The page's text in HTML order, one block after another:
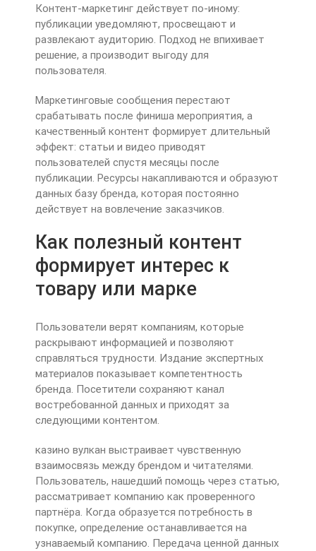
Контент-маркетинг действует по-иному:
публикации уведомляют, просвещают и
развлекают аудиторию. Подход не впихивает
решение, а производит выгоду для
пользователя.
Маркетинговые сообщения перестают
срабатывать после финиша мероприятия, а
качественный контент формирует длительный
эффект: статьи и видео приводят
пользователей спустя месяцы после
публикации. Ресурсы накапливаются и образуют
данных базу бренда, которая постоянно
действует на вовлечение заказчиков.
Как полезный контент
формирует интерес к
товару или марке
Пользователи верят компаниям, которые
раскрывают информацией и позволяют
справляться трудности. Издание экспертных
материалов показывает компетентность
бренда. Посетители сохраняют канал
востребованной данных и приходят за
следующими контентом.
казино вулкан выстраивает чувственную
взаимосвязь между брендом и читателями.
Пользователь, нашедший помощь через статью,
рассматривает компанию как проверенного
партнёра. Когда образуется потребность в
покупке, определение останавливается на
узнаваемый компанию. Передача ценной данных